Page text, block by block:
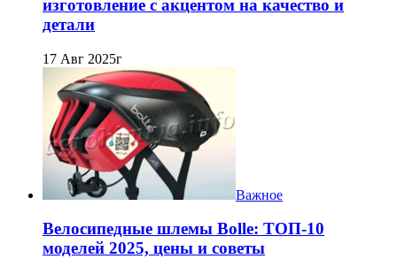
изготовление с акцентом на качество и
детали
17 Авг 2025г
Важное
Велосипедные шлемы Bolle: ТОП-10
моделей 2025, цены и советы